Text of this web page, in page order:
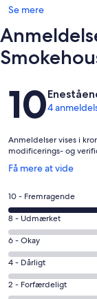
Se mere
104
Anmeldelser vises i
modificerings- og
Få mere at vide
Åbner
et
nyt
vindue
Bedømmelse
på
10
−
Fremragende.
4
af
10 - Fremragende
Bedømmelse
på
8
−
Udmærket.
0
8 - Udmærket
Bedømmelse
på
6
−
6 - Okay
Bedømmelse
på
4
4 - Dårligt
Bedømmelse
2 - Forfærdeligt